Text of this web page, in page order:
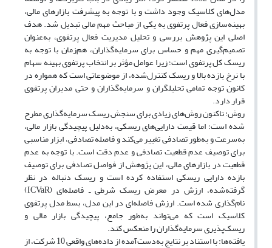
مدل‌های کلاسیک وجود داشت و با توجه به پیشرفت بازارهای مالی،
بهینه‌سازی فعال پرتفوی به یکی از مباحث مهم مالی تبدیل شد. هدف
اصلی این پژوهش بررسی و تحلیل مدیریت فعال پرتفوی، به‌عنوان
تصمیم‌گیری مهم و حساس برای سرمایه‌گذاران، هم‌زمان با توجه به
ریسک کل پرتفوی است؛ زیرا عوامل مؤثر بر انتخاب پرتفوی بهینه سهام
با نرخ بازده بالا و ریسک کنترل‌شده، از موضوعاتی است که همواره در
کانون توجه تمامی تحلیلگران و سرمایه‌گذاران و حتی مدیران پرتفوی
قرار دارد.
روش: تاکنون روش‌های زیادی برای سنجش ریسک سرمایه‌گذاری مطرح
شده است؛ اما قیمت دارایی‌های ریسکی، به‌دلیل پیچیدگی بازار مالی،
به‌سرعت و به‌طور تصادفی تغییر می‌کند و فاصله تصادفی، ابزار مناسبی
برای توصیف عدم قطعیت تصادفی و عدم ‎دقت است. با توجه به عدم
‎قطعیت در بازارهای مالی، این پژوهش از فواصل تصادفی برای توصیف
بازده دارایی ریسکی استفاده کرده است و ریسک دنباله در نظر
گرفته‌شده، ارزش در معرض ریسک شرطی ـ فاصله‌ای (ICVaR)
نام‌گذاری شده است. ارزش فاصله‌ای در این مدل، بسط مدل پرتفوی
کلاسیک است که می‌تواند به‌طور جامع، پیچیدگی بازار مالی و
ریسک‌پذیری سرمایه‌گذاران را منعکس کند.
یافته‌ها: با استناد بر نتایج به‌دست‌آمده از داده‌های واقعی 10 شرکت، از